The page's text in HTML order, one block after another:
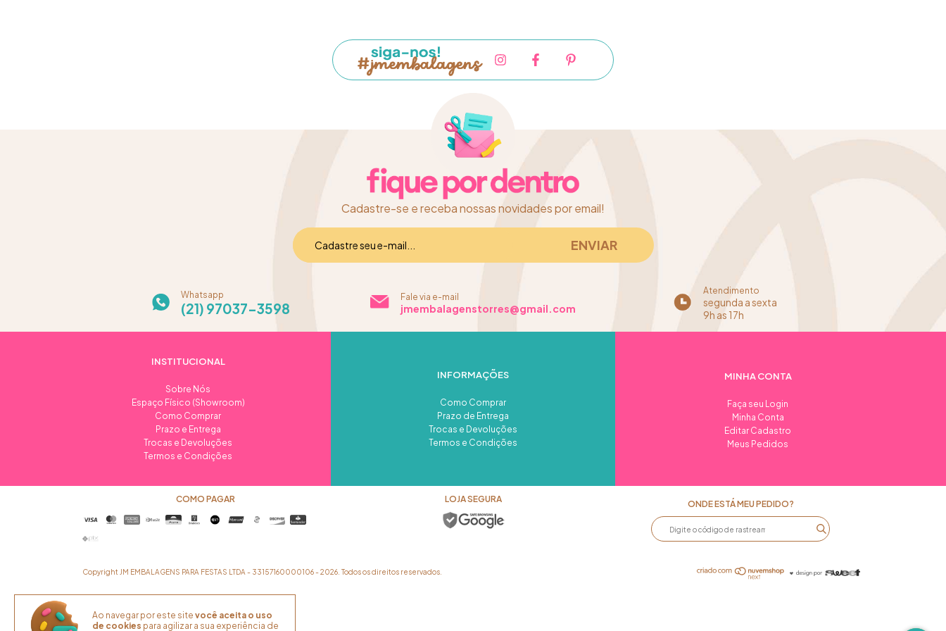
Ao navegar por este site você aceita o uso
de cookies para agilizar a sua experiência de
Cadastre-se e receba nossas novidades por email!
Whatsapp
(21) 97037-3598
Fale via e-mail
jmembalagenstorres@gmail.com
Atendimento
segunda a sexta
9h as 17h
INSTITUCIONAL
Sobre Nós
Espaço Físico (Showroom)
Como Comprar
Prazo e Entrega
Trocas e Devoluções
Termos e Condições
INFORMAÇÕES
Como Comprar
Prazo de Entrega
Trocas e Devoluções
Termos e Condições
MINHA CONTA
Faça seu Login
Minha Conta
Editar Cadastro
Meus Pedidos
COMO PAGAR LOJA SEGURA ONDE ESTÁ MEU PEDIDO?
Copyright JM EMBALAGENS PARA FESTAS LTDA - 33157160000106 - 2026. Todos os direitos reservados.